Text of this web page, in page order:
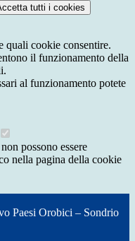
tutti i cookies
quali cookie consentire.
il funzionamento della
al funzionamento potete
possono essere
nella pagina della cookie
Paesi Orobici – Sondrio